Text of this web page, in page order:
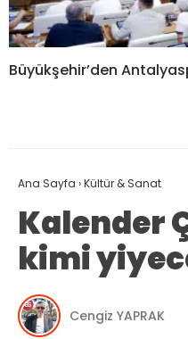
Büyükşehir’den
Ana Sayfa ›Kültür & Sanat
Kalender
kimi
Cengiz YAPRAK